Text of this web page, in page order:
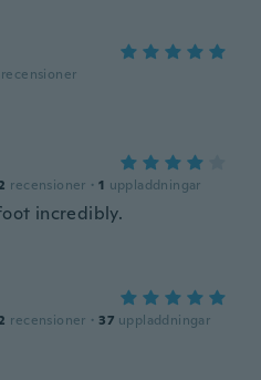
recensioner
recensioner · 1 uppladdningar
incredibly.
recensioner · 37 uppladdningar